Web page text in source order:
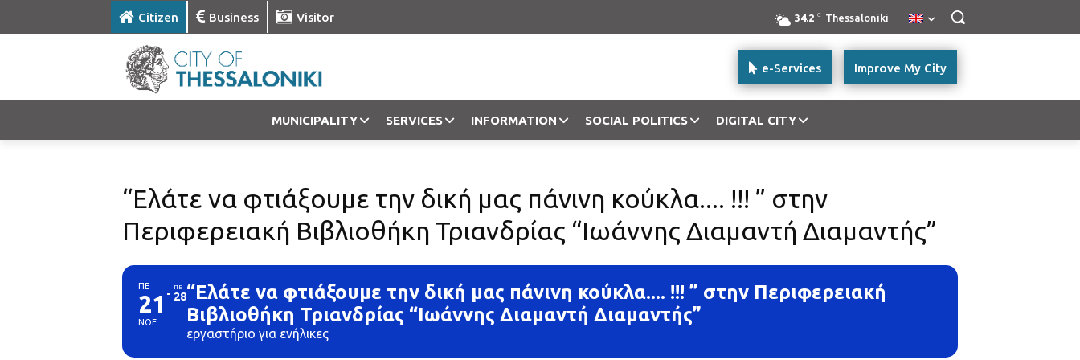
Citizen Business Visitor 34.2 C Thessaloniki
Improve My City
e-Services
MUNICIPALITY SERVICES INFORMATION SOCIAL POLITICS DIGITAL CITY
“Ελάτε να φτιάξουμε την δική μας πάνινη κούκλα.... !!! ” στην
Περιφερειακή Βιβλιοθήκη Τριανδρίας “Ιωάννης Διαμαντή Διαμαντής”
ΠΕ
21
ΝΟΕ
ΠΕ
28“Ελάτε να φτιάξουμε την δική μας πάνινη κούκλα.... !!! ” στην Περιφερειακή
Βιβλιοθήκη Τριανδρίας “Ιωάννης Διαμαντή Διαμαντής”
εργαστήριο για ενήλικες